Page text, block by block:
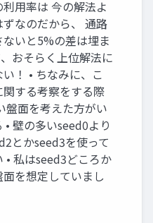
用率は 今の解法よ
ずなのだから、 通路
いと5%の差は埋ま
おそらく上位解法に
！ • ちなみに、こ
関する考察をする際
盤面を考えた方がい
• 壁の多いseed0より
とかseed3を使って
• 私はseed3どころか
を想定していまし